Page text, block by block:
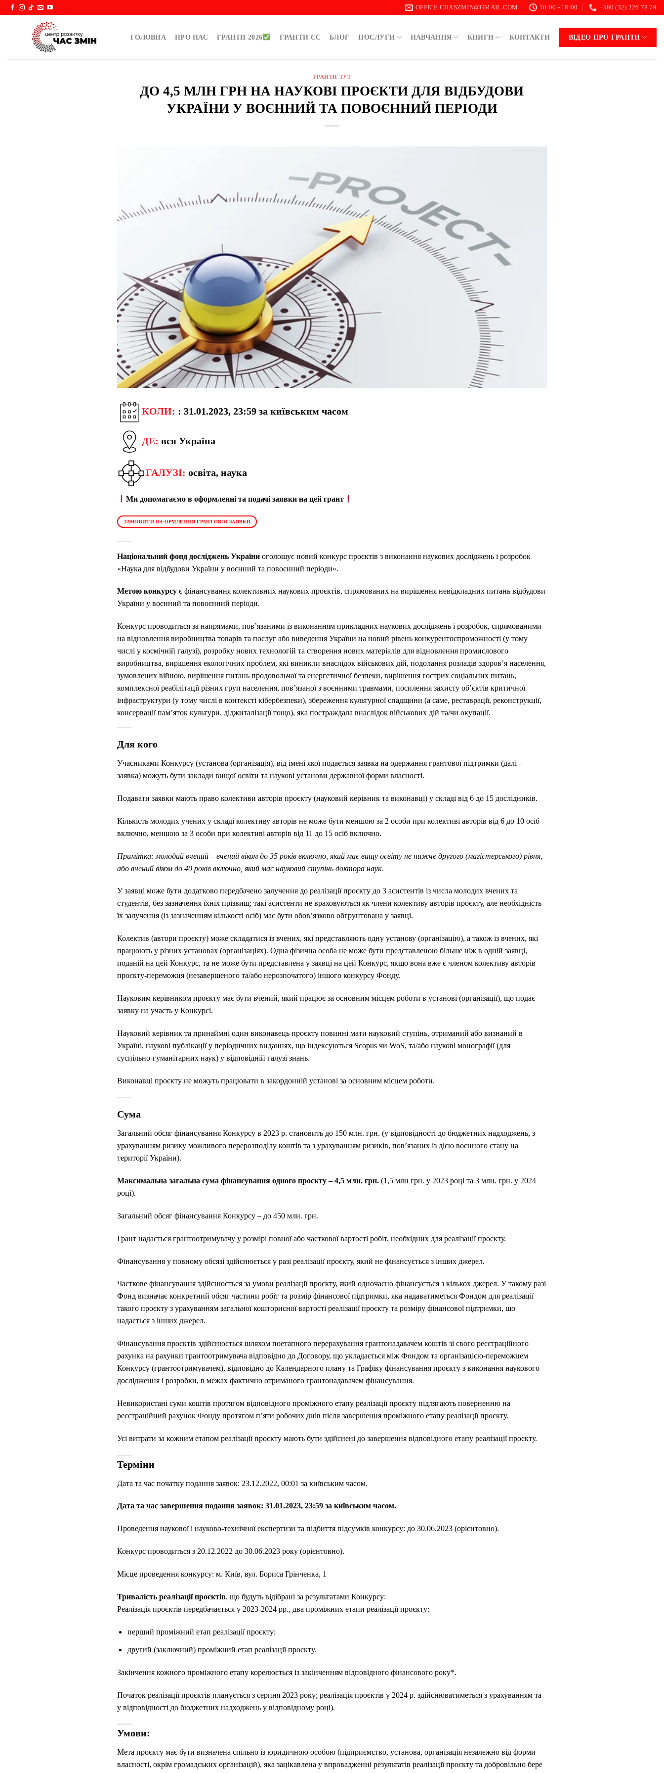
Skip
OFFICE.CHASZMIN@GMAIL.COM 10:00 - 18:00 +380 (32) 226 78 79
ГОЛОВНА ПРО НАС ГРАНТИ 2026 ГРАНТИ ЄС БЛОГ ПОСЛУГИ НАВЧАННЯ КНИГИ КОНТАКТИ ВІДЕО ПРО ГРАНТИ
ГРАНТИ ТУТ
ДО 4,5 МЛН ГРН НА НАУКОВІ ПРОЄКТИ ДЛЯ ВІДБУДОВИ
УКРАЇНИ У ВОЄННИЙ ТА ПОВОЄННИЙ ПЕРІОДИ
КОЛИ: : 31.01.2023, 23:59 за київським часом
ДЕ: вся Україна
ГАЛУЗІ: освіта, наука
Ми допомагаємо в оформленні та подачі заявки на цей грант
ЗАМОВИТИ ОФОРМЛЕННЯ ГРАНТОВОЇ ЗАЯВКИ
Національний фонд досліджень України оголошує новий конкурс проєктів з виконання наукових досліджень і розробок
«Наука для відбудови України у воєнний та повоєнний періоди».
Метою конкурсу є фінансування колективних наукових проєктів, спрямованих на вирішення невідкладних питань відбудови
України у воєнний та повоєнний періоди.
Конкурс проводиться за напрямами, пов’язаними із виконанням прикладних наукових досліджень і розробок, спрямованими
на відновлення виробництва товарів та послуг або виведення України на новий рівень конкурентоспроможності (у тому
числі у космічній галузі), розробку нових технологій та створення нових матеріалів для відновлення промислового
виробництва, вирішення екологічних проблем, які виникли внаслідок військових дій, подолання розладів здоров’я населення,
зумовлених війною, вирішення питань продовольчої та енергетичної безпеки, вирішення гострих соціальних питань,
комплексної реабілітації різних груп населення, пов’язаної з воєнними травмами, посилення захисту об’єктів критичної
інфраструктури (у тому числі в контексті кібербезпеки), збереження культурної спадщини (а саме, реставрації, реконструкції,
консервації пам’яток культури, діджиталізації тощо), яка постраждала внаслідок військових дій та/чи окупації.
Для кого
Учасниками Конкурсу (установа (організація), від імені якої подається заявка на одержання грантової підтримки (далі –
заявка) можуть бути заклади вищої освіти та наукові установи державної форми власності.
Подавати заявки мають право колективи авторів проєкту (науковий керівник та виконавці) у складі від 6 до 15 дослідників.
Кількість молодих учених у складі колективу авторів не може бути меншою за 2 особи при колективі авторів від 6 до 10 осіб
включно, меншою за 3 особи при колективі авторів від 11 до 15 осіб включно.
Примітка: молодий вчений – вчений віком до 35 років включно, який має вищу освіту не нижче другого (магістерського) рівня,
або вчений віком до 40 років включно, який має науковий ступінь доктора наук.
У заявці може бути додатково передбачено залучення до реалізації проєкту до 3 асистентів із числа молодих вчених та
студентів, без зазначення їхніх прізвищ; такі асистенти не враховуються як члени колективу авторів проєкту, але необхідність
їх залучення (із зазначенням кількості осіб) має бути обов’язково обгрунтована у заявці.
Колектив (автори проєкту) може складатися із вчених, які представляють одну установу (організацію), а також із вчених, які
працюють у різних установах (організаціях). Одна фізична особа не може бути представленою більше ніж в одній заявці,
поданій на цей Конкурс, та не може бути представлена у заявці на цей Конкурс, якщо вона вже є членом колективу авторів
проєкту-переможця (незавершеного та/або нерозпочатого) іншого конкурсу Фонду.
Науковим керівником проєкту має бути вчений, який працює за основним місцем роботи в установі (організації), що подає
заявку на участь у Конкурсі.
Науковий керівник та принаймні один виконавець проєкту повинні мати науковий ступінь, отриманий або визнаний в
Україні, наукові публікації у періодичних виданнях, що індексуються Scopus чи WoS, та/або наукові монографії (для
суспільно-гуманітарних наук) у відповідній галузі знань.
Виконавці проєкту не можуть працювати в закордонній установі за основним місцем роботи.
Сума
Загальний обсяг фінансування Конкурсу в 2023 р. становить до 150 млн. грн. (у відповідності до бюджетних надходжень, з
урахуванням ризику можливого перерозподілу коштів та з урахуванням ризиків, пов’язаних із дією воєнного стану на
території України).
Максимальна загальна сума фінансування одного проєкту – 4,5 млн. грн. (1,5 млн грн. у 2023 році та 3 млн. грн. у 2024
році).
Загальний обсяг фінансування Конкурсу – до 450 млн. грн.
Грант надається грантоотримувачу у розмірі повної або часткової вартості робіт, необхідних для реалізації проєкту.
Фінансування у повному обсязі здійснюється у разі реалізації проєкту, який не фінансується з інших джерел.
Часткове фінансування здійснюється за умови реалізації проєкту, який одночасно фінансується з кількох джерел. У такому разі
Фонд визначає конкретний обсяг частини робіт та розмір фінансової підтримки, яка надаватиметься Фондом для реалізації
такого проєкту з урахуванням загальної кошторисної вартості реалізації проєкту та розміру фінансової підтримки, що
надається з інших джерел.
Фінансування проєктів здійснюється шляхом поетапного перерахування грантонадавачем коштів зі свого реєстраційного
рахунка на рахунки грантоотримувача відповідно до Договору, що укладається між Фондом та організацією-переможцем
Конкурсу (грантоотримувачем), відповідно до Календарного плану та Графіку фінансування проєкту з виконання наукового
дослідження і розробки, в межах фактично отриманого грантонадавачем фінансування.
Невикористані суми коштів протягом відповідного проміжного етапу реалізації проєкту підлягають поверненню на
реєстраційний рахунок Фонду протягом п’яти робочих днів після завершення проміжного етапу реалізації проєкту.
Усі витрати за кожним етапом реалізації проєкту мають бути здійснені до завершення відповідного етапу реалізації проєкту.
Терміни
Дата та час початку подання заявок: 23.12.2022, 00:01 за київським часом.
Дата та час завершення подання заявок: 31.01.2023, 23:59 за київським часом.
Проведення наукової і науково-технічної експертизи та підбиття підсумків конкурсу: до 30.06.2023 (орієнтовно).
Конкурс проводиться з 20.12.2022 до 30.06.2023 року (орієнтовно).
Місце проведення конкурсу: м. Київ, вул. Бориса Грінченка, 1
Тривалість реалізації проєктів, що будуть відібрані за результатами Конкурсу:
Реалізація проєктів передбачається у 2023-2024 рр., два проміжних етапи реалізації проєкту:
перший проміжний етап реалізації проєкту;
другий (заключний) проміжний етап реалізації проєкту.
Закінчення кожного проміжного етапу корелюється із закінченням відповідного фінансового року*.
Початок реалізації проєктів планується з серпня 2023 року; реалізація проєктів у 2024 р. здійснюватиметься з урахуванням та
у відповідності до бюджетних надходжень у відповідному році).
Умови:
Мета проєкту має бути визначена спільно із юридичною особою (підприємство, установа, організація незалежно від форми
власності, окрім громадських організацій), яка зацікавлена у впровадженні результатів реалізації проєкту та добровільно бере